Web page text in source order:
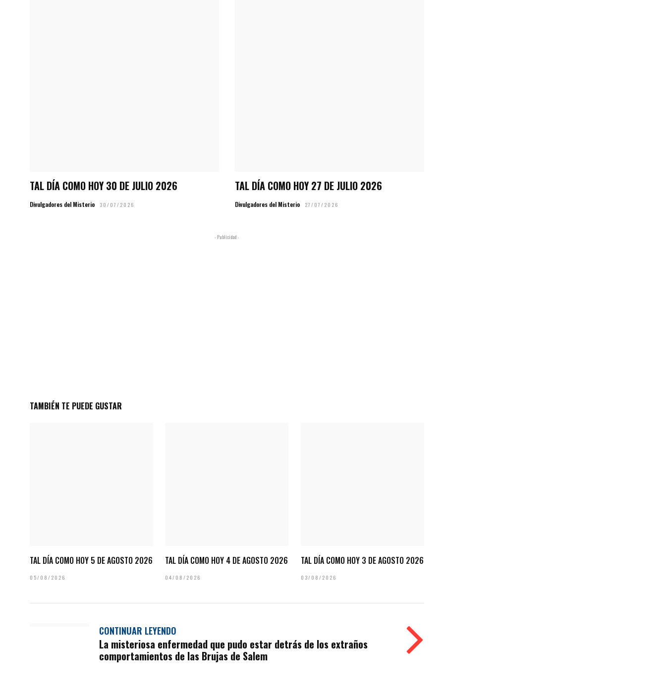
TAL DÍA COMO HOY 30 DE JULIO 2026
Divulgadores del Misterio 30/07/2026
TAL DÍA COMO HOY 27 DE JULIO 2026
Divulgadores del Misterio 27/07/2026
- Publicidad -
TAMBIÉN TE PUEDE GUSTAR
TAL DÍA COMO HOY 5 DE AGOSTO 2026
05/08/2026
TAL DÍA COMO HOY 4 DE AGOSTO 2026
04/08/2026
TAL DÍA COMO HOY 3 DE AGOSTO 2026
03/08/2026
CONTINUAR LEYENDO
La misteriosa enfermedad que pudo estar detrás de los extraños
comportamientos de las Brujas de Salem